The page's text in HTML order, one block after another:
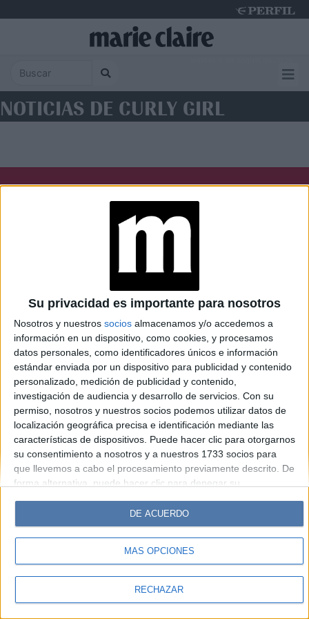
Su privacidad es importante para nosotros
Nosotros y nuestros socios almacenamos y/o accedemos a
información en un dispositivo, como cookies, y procesamos
datos personales, como identificadores únicos e información
estándar enviada por un dispositivo para publicidad y contenido
personalizado, medición de publicidad y contenido,
investigación de audiencia y desarrollo de servicios. Con su
permiso, nosotros y nuestros socios podemos utilizar datos de
localización geográfica precisa e identificación mediante las
características de dispositivos. Puede hacer clic para otorgarnos
su consentimiento a nosotros y a nuestros 1733 socios para
que llevemos a cabo el procesamiento previamente descrito. De
forma alternativa, puede hacer clic para denegar su
cambiar sus preferencias antes de otorgar su consentimiento.
Tenga en cuenta que algún procesamiento de sus datos
personales puede no requerir de su consentimiento, pero usted
tiene el derecho de rechazar tal procesamiento. Sus
sus preferencias o retirar su consentimiento en cualquier
MÁS OPCIONES
RECHAZAR
DE ACUERDO
NOTICIAS DE CURLY GIRL
Caras Noticias
Weekend Parabrisas
Look
Luz Mía Lunateen Break BATimes
© Perfil.com 2006-2019 - Todos los derechos reservados
Registro de Propiedad Intelectual: Nro. 5346433